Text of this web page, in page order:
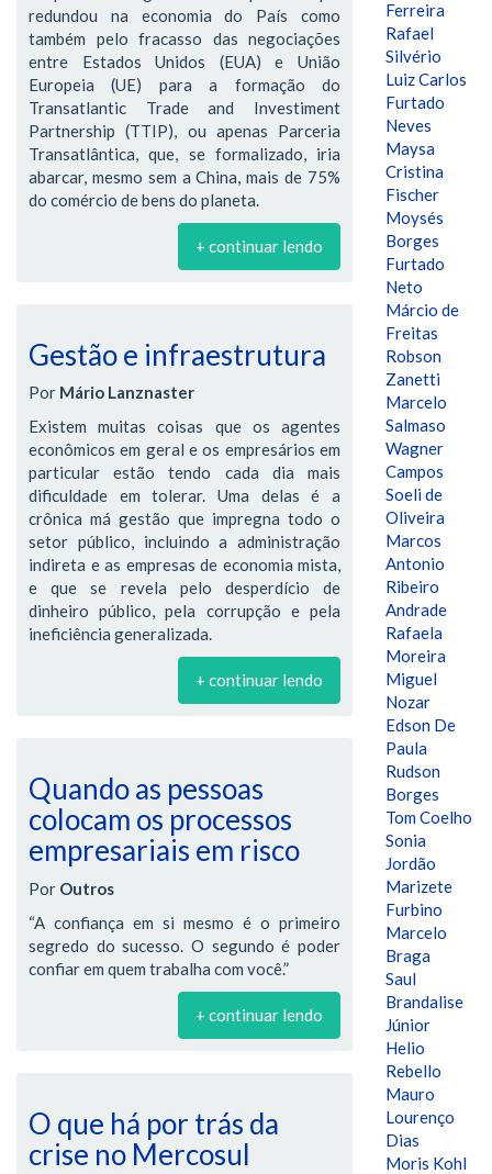
redundou na economia do País como
também pelo fracasso das negociações
entre Estados Unidos (EUA) e União
Europeia (UE) para a formação do
Transatlantic Trade and Investiment
Partnership (TTIP), ou apenas Parceria
Transatlântica, que, se formalizado, iria
abarcar, mesmo sem a China, mais de 75%
do comércio de bens do planeta.
+ continuar lendo
Gestão e infraestrutura
Por Mário Lanznaster
Existem muitas coisas que os agentes
econômicos em geral e os empresários em
particular estão tendo cada dia mais
dificuldade em tolerar. Uma delas é a
crônica má gestão que impregna todo o
setor público, incluindo a administração
indireta e as empresas de economia mista,
e que se revela pelo desperdício de
dinheiro público, pela corrupção e pela
ineficiência generalizada.
+ continuar lendo
Quando as pessoas
colocam os processos
empresariais em risco
Por Outros
“A confiança em si mesmo é o primeiro
segredo do sucesso. O segundo é poder
confiar em quem trabalha com você.”
+ continuar lendo
O que há por trás da
crise no Mercosul
Ferreira
Rafael
Silvério
Luiz Carlos
Furtado
Neves
Maysa
Cristina
Fischer
Moysés
Borges
Furtado
Neto
Márcio de
Freitas
Robson
Zanetti
Marcelo
Salmaso
Wagner
Campos
Soeli de
Oliveira
Marcos
Antonio
Ribeiro
Andrade
Rafaela
Moreira
Miguel
Nozar
Edson De
Paula
Rudson
Borges
Tom Coelho
Sonia
Jordão
Marizete
Furbino
Marcelo
Braga
Saul
Brandalise
Júnior
Helio
Rebello
Mauro
Lourenço
Dias
Moris Kohl